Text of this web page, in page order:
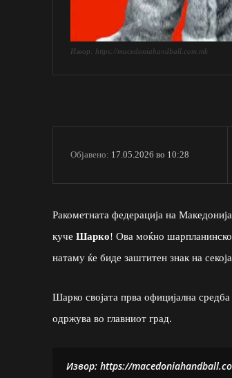
Извор: https://macedoniahandball.com.mk
Објавено: 17.05.2026 во 10:28
Ракометната федерација на
куче Шарко! Ова моќно шарпланинско
натаму ќе биде заштитен знак на
Шарко својата прва официјална
одржува во главниот град.
Извор: https://